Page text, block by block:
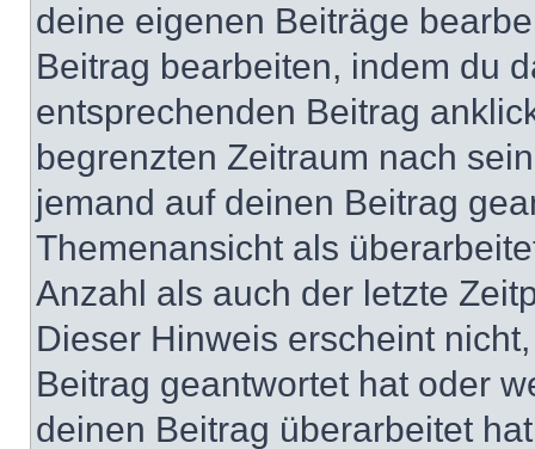
deine eigenen Beiträge
Beitrag bearbeiten, indem du
entsprechenden Beitrag
begrenzten Zeitraum nach
jemand auf deinen Beitrag
Themenansicht als
Anzahl als auch der letzte
Dieser Hinweis erscheint
Beitrag geantwortet hat oder
deinen Beitrag überarbeitet